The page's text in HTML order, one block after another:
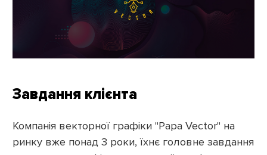
Завдання клієнта
Компанія векторної графіки "Papa Vector" на
ринку вже понад 3 роки, їхнє головне завдання